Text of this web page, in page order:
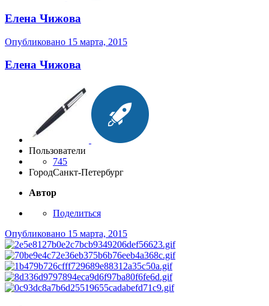
Елена Чижова
Опубликовано 15 марта, 2015
Елена Чижова
Пользователи
745
ГородСанкт-Петербург
Автор
Поделиться
Опубликовано 15 марта, 2015